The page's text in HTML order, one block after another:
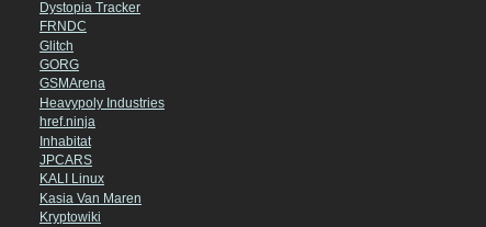
Dystopia Tracker
FRNDC
Glitch
GORG
GSMArena
Heavypoly Industries
href.ninja
Inhabitat
JPCARS
KALI Linux
Kasia Van Maren
Kryptowiki